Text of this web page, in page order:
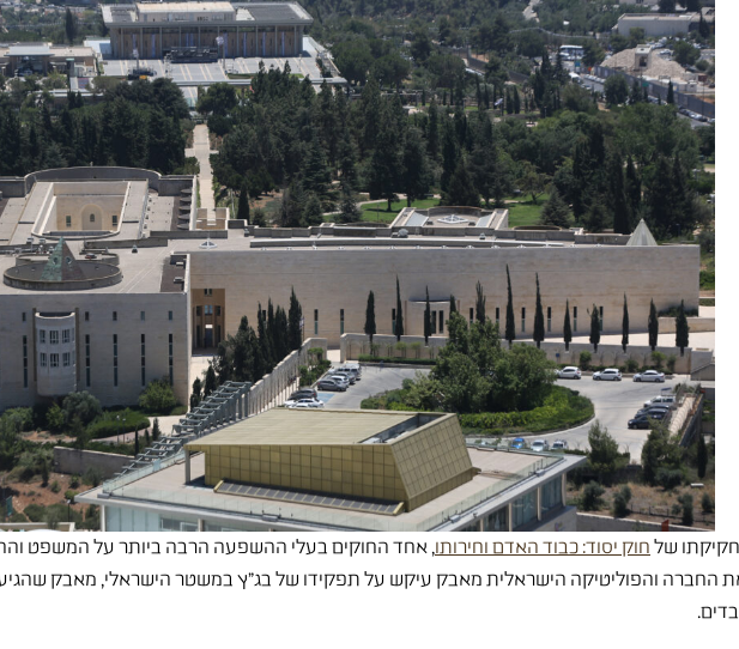
חוק יסוד: כבוד האדם וחירותו, אחד החוקים בעלי ההשפעה הרבה ביותר על המשפט
את החברה והפוליטיקה הישראלית מאבק עיקש על תפקידו של בג"ץ במשטר הישראלי, מאבק